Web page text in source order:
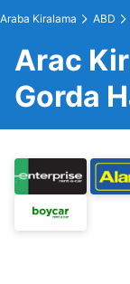
Araba Kiralama ABD
Arac
Gorda